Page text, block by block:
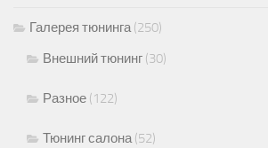
Галерея тюнинга(250)
Внешний тюнинг (30)
Разное (122)
Тюнинг салона(52)